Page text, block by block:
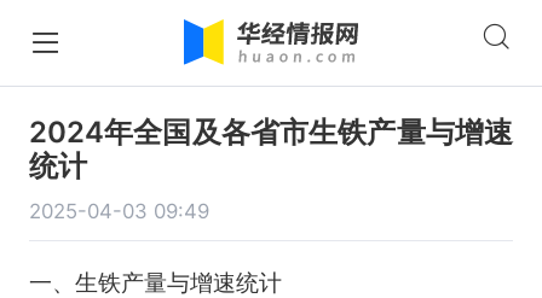
2024年全国及各省市生铁产量与增速
统计
2025-04-03 09:49
一、生铁产量与增速统计